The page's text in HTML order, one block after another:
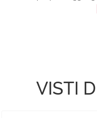
VISTI